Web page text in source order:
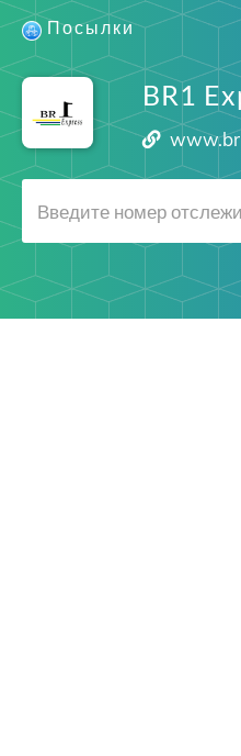
Посылки
BR1